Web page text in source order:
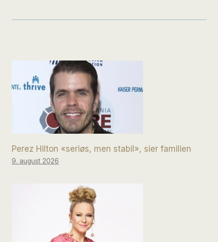
Perez Hilton «seriøs, men stabil», sier familien
9. august 2026